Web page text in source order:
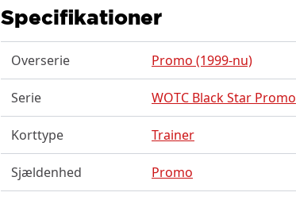
Specifikationer
Overserie Promo (1999-nu)
Serie WOTC Black Star Promo
Korttype Trainer
Sjældenhed Promo